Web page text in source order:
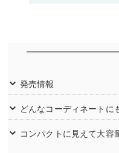
発売情報
どんなコーディネートに
コンパクトに見えて大容